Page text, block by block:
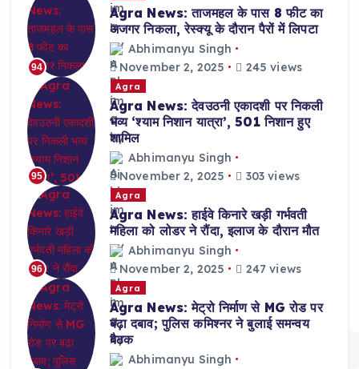
94
Agra News: ताजमहल के पास 8 फीट का
अजगर निकला, रेस्क्यू के दौरान पैरों में लिपटा
Abhimanyu Singh
November 2, 2025
245 views
95
Agra
Agra News: देवउठनी एकादशी पर निकली
भव्य ‘श्याम निशान यात्रा’, 501 निशान हुए
शामिल
Abhimanyu Singh
November 2, 2025
303 views
96
Agra
Agra News: हाईवे किनारे खड़ी गर्भवती
महिला को लोडर ने रौंदा, इलाज के दौरान मौत
Abhimanyu Singh
November 2, 2025
247 views
Agra
Agra News: मेट्रो निर्माण से MG रोड पर
बढ़ा दबाव; पुलिस कमिश्नर ने बुलाई समन्वय
बैठक
Abhimanyu Singh